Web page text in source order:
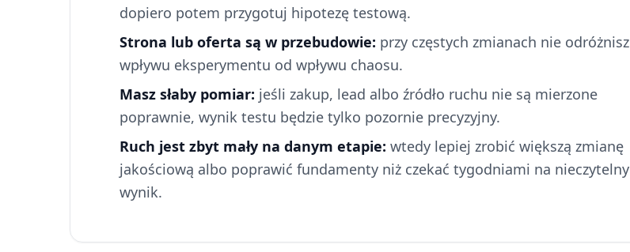
dopiero potem przygotuj hipotezę testową.
Strona lub oferta są w przebudowie: przy częstych zmianach nie odróżnisz
wpływu eksperymentu od wpływu chaosu.
Masz słaby pomiar: jeśli zakup, lead albo źródło ruchu nie są mierzone
poprawnie, wynik testu będzie tylko pozornie precyzyjny.
Ruch jest zbyt mały na danym etapie: wtedy lepiej zrobić większą zmianę
jakościową albo poprawić fundamenty niż czekać tygodniami na nieczytelny
wynik.